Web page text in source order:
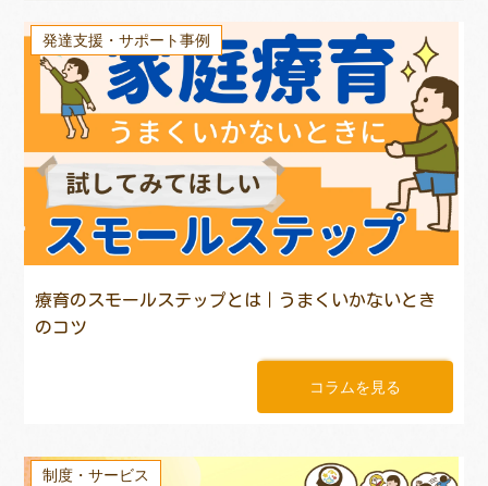
発達支援・サポート事例
療育のスモールステップとは｜うまくいかないとき
のコツ
コラムを見る
制度・サービス